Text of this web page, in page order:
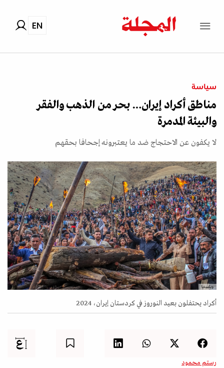
EN
سياسة
مناطق أكراد إيران… بحر من الذهب والفقر
والبيئة المدمرة
لا يكفون عن الاحتجاج ضد ما يعتبرونه إجحافا بحقهم
ويكيبيديا
أكراد يحتفلون بعيد النوروز في كردستان إيران، 2024
رستم محمود